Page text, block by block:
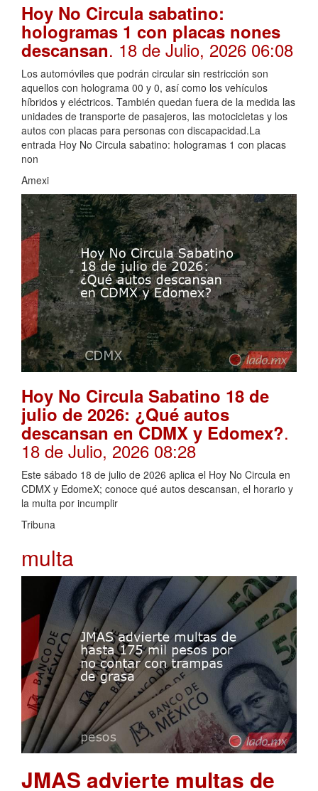
Hoy No Circula sabatino:
hologramas 1 con placas nones
descansan. 18 de Julio, 2026 06:08
Los automóviles que podrán circular sin restricción son
aquellos con holograma 00 y 0, así como los vehículos
híbridos y eléctricos. También quedan fuera de la medida las
unidades de transporte de pasajeros, las motocicletas y los
autos con placas para personas con discapacidad.La
entrada Hoy No Circula sabatino: hologramas 1 con placas
non
Amexi
Hoy No Circula Sabatino 18 de
julio de 2026: ¿Qué autos
descansan en CDMX y Edomex?.
18 de Julio, 2026 08:28
Este sábado 18 de julio de 2026 aplica el Hoy No Circula en
CDMX y EdomeX; conoce qué autos descansan, el horario y
la multa por incumplir
Tribuna
multa
JMAS advierte multas de